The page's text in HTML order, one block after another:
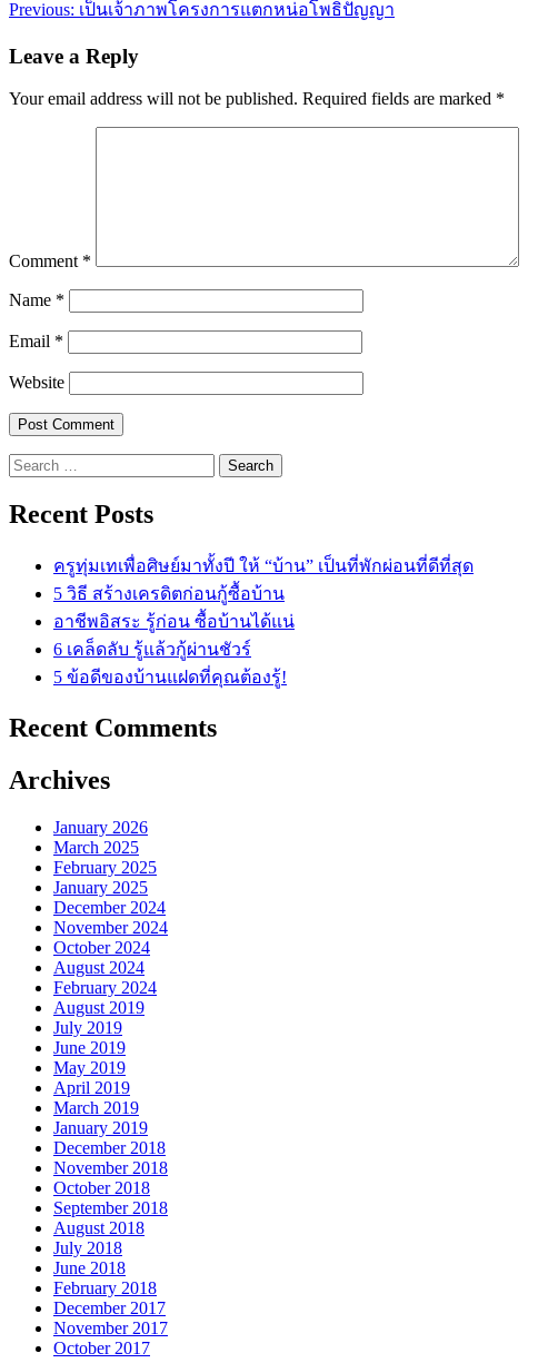
Post
Previous: เป็นเจ้าภาพโครงการแตกหน่อโพธิปัญญา
Leave a Reply
Your email address will not be published. Required fields are marked *
Comment *
Name *
Email *
Website
Search
for:
Recent Posts
ครูทุ่มเทเพื่อศิษย์มาทั้งปี ให้ “บ้าน” เป็นที่พักผ่อนที่ดีที่สุด
5 วิธี สร้างเครดิตก่อนกู้ซื้อบ้าน
อาชีพอิสระ รู้ก่อน ซื้อบ้านได้แน่
6 เคล็ดลับ รู้แล้วกู้ผ่านชัวร์
5 ข้อดีของบ้านแฝดที่คุณต้องรู้!
Recent Comments
Archives
January 2026
March 2025
February 2025
January 2025
December 2024
November 2024
October 2024
August 2024
February 2024
August 2019
July 2019
June 2019
May 2019
April 2019
March 2019
January 2019
December 2018
November 2018
October 2018
September 2018
August 2018
July 2018
June 2018
February 2018
December 2017
November 2017
October 2017